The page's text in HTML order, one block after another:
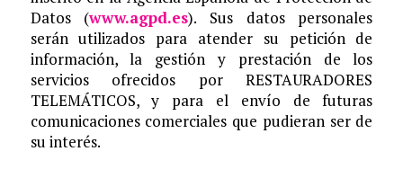
Datos (www.agpd.es). Sus datos personales
serán utilizados para atender su petición de
información, la gestión y prestación de los
servicios ofrecidos por RESTAURADORES
TELEMÁTICOS, y para el envío de futuras
comunicaciones comerciales que pudieran ser de
su interés.